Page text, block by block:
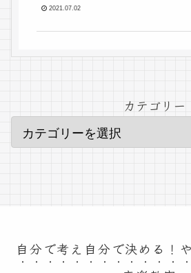
2021.07.02
カテゴリー
自分で考え自分で決める！